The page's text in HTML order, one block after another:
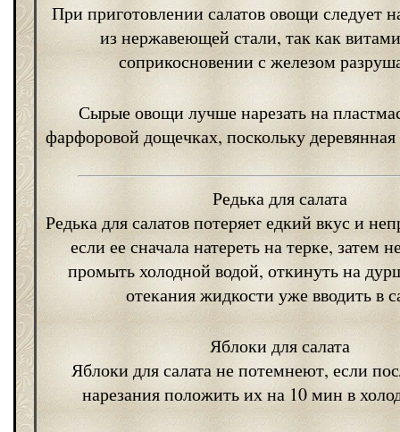
При приготовлении салатов овощи следует
из нержавеющей стали, так как
соприкосновении с железом
Сырые овощи лучше нарезать на
фарфоровой дощечках, поскольку
Редька для салата
Редька для салатов потеряет едкий вкус и
если ее сначала натереть на терке, затем
промыть холодной водой, откинуть на
отекания жидкости уже вводить в
Яблоки для салата
Яблоки для салата не потемнеют, если
нарезания положить их на 10 мин в